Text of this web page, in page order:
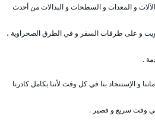
و المعدات و السطحات و البدالات من أحدث
و على طرقات السفر و في الطرق الصحراوية ،
.
و الإستنجاد بنا في كل وقت لأننا بكامل كادرنا
وقت سريع و قصير .